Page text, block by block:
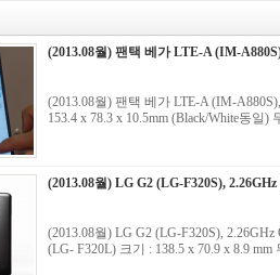
(2013.08월) 팬택 베가 LTE-A (IM-
(2013.08월) 팬택 베가 LTE-A (IM-
153.4 x 78.3 x 10.5mm (Black/White동일
(2013.08월) LG G2 (LG-F320S),
(2013.08월) LG G2 (LG-F320S),
(LG- F320L) 크기 : 138.5 x 70.9 x 8.9